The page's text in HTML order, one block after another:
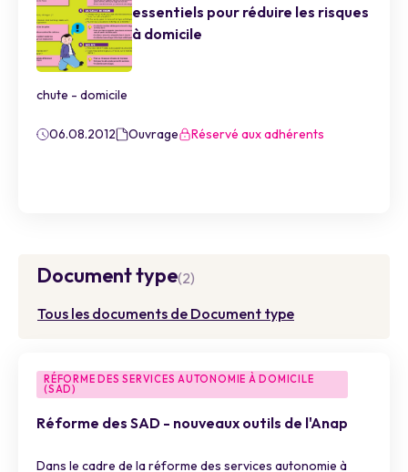
essentiels pour réduire les risques
à domicile
chute - domicile
06.08.2012 Ouvrage Réservé aux adhérents
Document type(2)
Tous les documents de Document type
RÉFORME DES SERVICES AUTONOMIE À DOMICILE
(SAD)
Réforme des SAD - nouveaux outils de l'Anap
Dans le cadre de la réforme des services autonomie à